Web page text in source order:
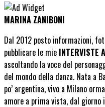
MARINA ZANIBONI
Dal 2012 posto informazioni,
pubblicare le mie INTERVISTE
ascoltando la voce del
del mondo della danza. Nata a
po’ argentina, vivo a Milano
amore a prima vista, dal